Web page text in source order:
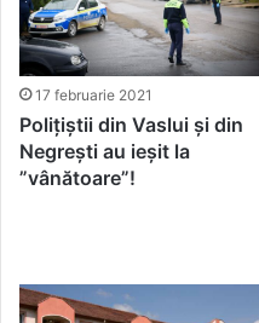
17 februarie 2021
Polițiștii din Vaslui și din
Negrești au ieșit la
”vânătoare”!